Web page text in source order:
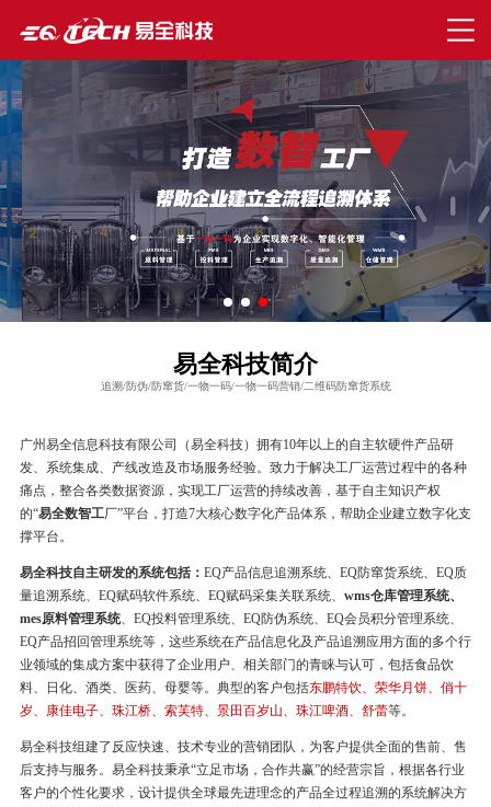
易全科技简介
追溯/防伪/防窜货/一物一码/一物一码营销/二维码防窜货系统
广州易全信息科技有限公司（易全科技）拥有10年以上的自主软硬件产品研
发、系统集成、产线改造及市场服务经验。致力于解决工厂运营过程中的各种
痛点，整合各类数据资源，实现工厂运营的持续改善，基于自主知识产权
的“易全数智工厂”平台，打造7大核心数字化产品体系，帮助企业建立数字化支
撑平台。
易全科技自主研发的系统包括： EQ产品信息追溯系统、EQ防窜货系统、EQ质
量追溯系统、EQ赋码软件系统、EQ赋码采集关联系统、 wms仓库管理系统、
mes原料管理系统、EQ投料管理系统、EQ防伪系统、EQ会员积分管理系统、
EQ产品招回管理系统等，这些系统在产品信息化及产品追溯应用方面的多个行
业领域的集成方案中获得了企业用户、相关部门的青睐与认可，包括食品饮
料、日化、酒类、医药、母婴等。典型的客户包括东鹏特饮、荣华月饼、俏十
岁、康佳电子、珠江桥、索芙特、景田百岁山、珠江啤酒、舒蕾等。
易全科技组建了反应快速、技术专业的营销团队，为客户提供全面的售前、售
后支持与服务。易全科技秉承“立足市场，合作共赢”的经营宗旨，根据各行业
客户的个性化要求，设计提供全球最先进理念的产品全过程追溯的系统解决方